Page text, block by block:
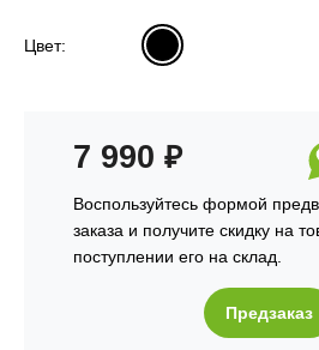
Цвет:
7 990 ₽
Воспользуйтесь формой
заказа и получите скидку на
поступлении его на склад.
Предзаказ